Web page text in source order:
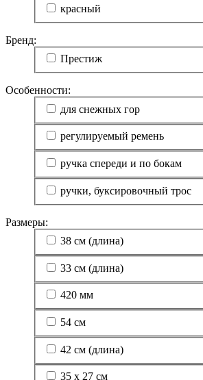
красный
Бренд:
Престиж
Особенности:
для снежных гор
регулируемый ремень
ручка спереди и по бокам
ручки, буксировочный трос
Размеры:
38 см (длина)
33 см (длина)
420 мм
54 см
42 см (длина)
35 х 27 см